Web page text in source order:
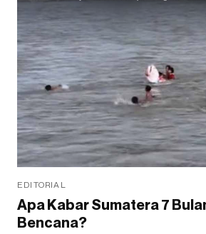
EDITORIAL
Apa Kabar Sumatera 7
Bencana?